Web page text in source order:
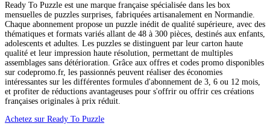
Ready To Puzzle est une marque française spécialisée dans les box
mensuelles de puzzles surprises, fabriquées artisanalement en Normandie.
Chaque abonnement propose un puzzle inédit de qualité supérieure, avec des
thématiques et formats variés allant de 48 à 300 pièces, destinés aux enfants,
adolescents et adultes. Les puzzles se distinguent par leur carton haute
qualité et leur impression haute résolution, permettant de multiples
assemblages sans détérioration. Grâce aux offres et codes promo disponibles
sur codepromo.fr, les passionnés peuvent réaliser des économies
intéressantes sur les différentes formules d'abonnement de 3, 6 ou 12 mois,
et profiter de réductions avantageuses pour s'offrir ou offrir ces créations
françaises originales à prix réduit.
Achetez sur Ready To Puzzle